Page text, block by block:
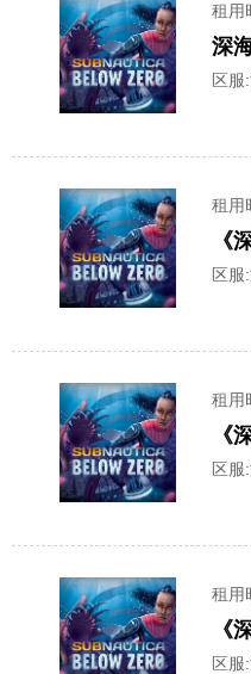
租用
深
区服:
租用
《
区服:
租用
《
区服:
租用
《
区服: